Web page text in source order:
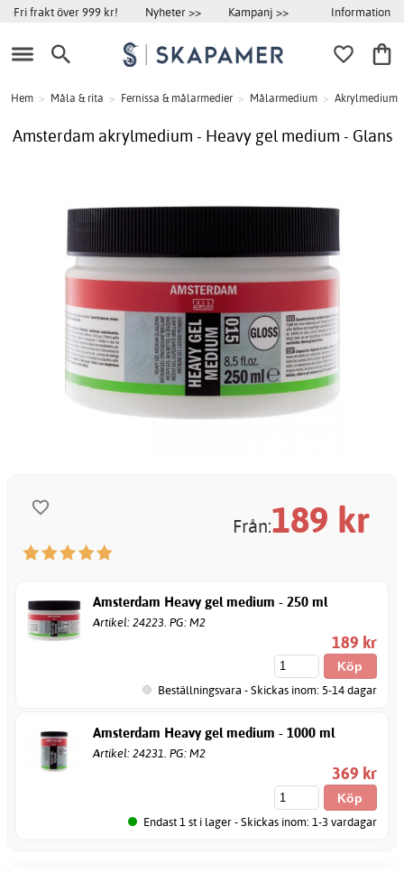
Fri frakt över 999 kr! Nyheter >> Kampanj >> Information
Hem > Måla & rita > Fernissa & målarmedier > Målarmedium > Akrylmedium
Amsterdam akrylmedium - Heavy gel medium - Glans
Från:189 kr
Amsterdam Heavy gel medium - 250 ml
Artikel: 24223. PG: M2
189 kr
Beställningsvara - Skickas inom: 5-14 dagar
Amsterdam Heavy gel medium - 1000 ml
Artikel: 24231. PG: M2
369 kr
Endast 1 st i lager - Skickas inom: 1-3 vardagar